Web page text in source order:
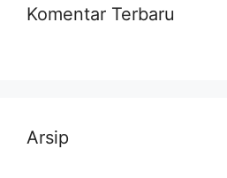
Komentar Terbaru
Arsip